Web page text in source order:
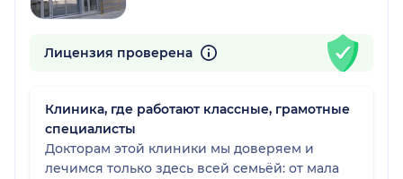
Лицензия проверена
Клиника, где работают классные, грамотные
специалисты
Докторам этой клиники мы доверяем и
лечимся только здесь всей семьёй: от мала